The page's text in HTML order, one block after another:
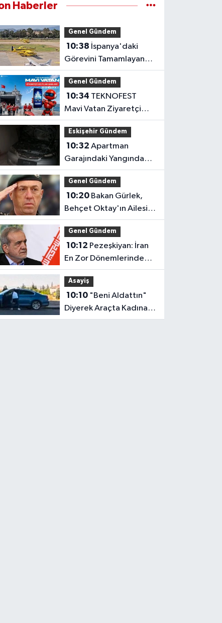
Haberler
Genel Gündem
10:38
Görevini Tamamlayan
Yangın Uçakları Yurda
Döndü
Genel Gündem
10:34
Mavi Vatan Ziyaretçi
Kayıtları Açıldı: İşte
Detaylar
Eskişehir Gündem
10:32
Garajındaki Yangında
Otomobil Küle Döndü
Genel Gündem
10:20Bakan Gürlek,
Behçet Oktay'ın Ailesini
Kabul Edecek
Genel Gündem
10:12
En Zor Dönemlerinden
Birini Yaşıyor
Asayiş
10:10"Beni Aldattın"
Diyerek Araçta Kadına
Saldırdı